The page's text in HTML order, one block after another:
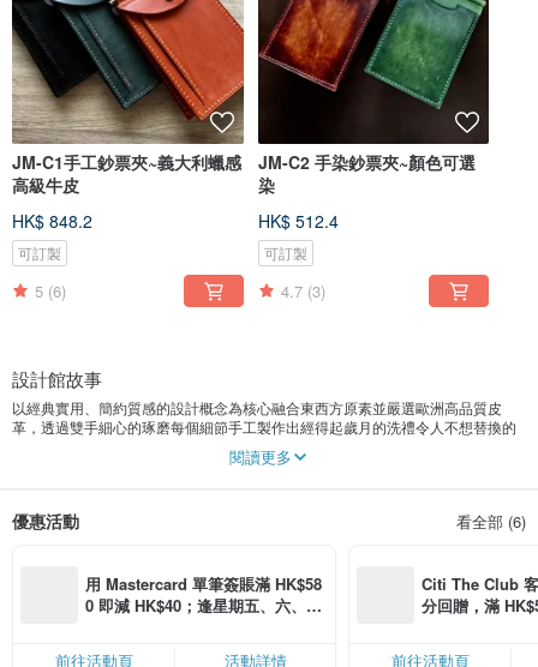
JM-C1手工鈔票夾~義大利蠟感
高級牛皮
HK$ 848.2
可訂製
5 (6)
JM-C2 手染鈔票夾~顏色可選
染
HK$ 512.4
可訂製
4.7 (3)
設計館故事
以經典實用、簡約質感的設計概念為核心融合東西方原素並嚴選歐洲高品質皮
革，透過雙手細心的琢磨每個細節手工製作出經得起歲月的洗禮令人不想替換的
閱讀更多
優惠活動 看全部 (6)
用 Mastercard 單筆簽賬滿 HK$58
0 即減 HK$40；逢星期五、六、日
限，額滿即止，僅限「常用信用
前往活動頁 活動詳情
Citi The Club
分回贈，滿
前往活動頁